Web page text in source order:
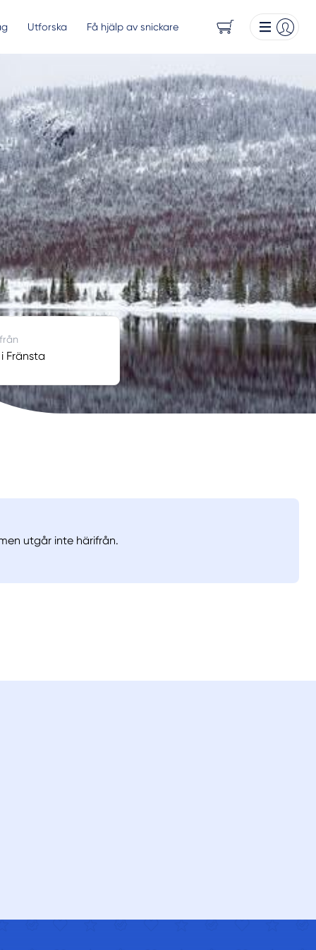
Utforska Få hjälp av snickare
Fränsta
utgår inte härifrån.